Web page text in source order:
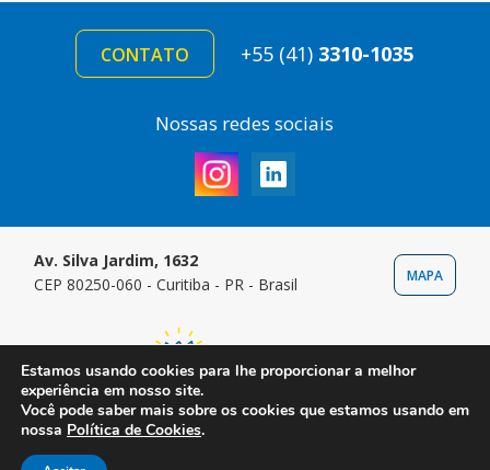
CONTATO +55 (41) 3310-1035
Nossas redes sociais
Av. Silva Jardim, 1632
CEP 80250-060 - Curitiba - PR - Brasil
MAPA
Copyright © 2024 Instituto Pelé Pequeno Príncipe. Todos os
Estamos usando cookies para lhe proporcionar a melhor
experiência em nosso site.
Você pode saber mais sobre os cookies que estamos usando em
nossa Política de Cookies.